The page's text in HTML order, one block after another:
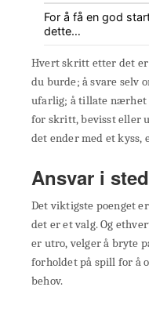
For å få en god
dette…
Hvert skritt etter det er
du burde; å svare selv
ufarlig; å tillate nærhet
for skritt, bevisst eller
det ender med et
Ansvar i
Det viktigste poenget
det er et valg. Og
er utro, velger å bryte
forholdet på spill for å
behov.